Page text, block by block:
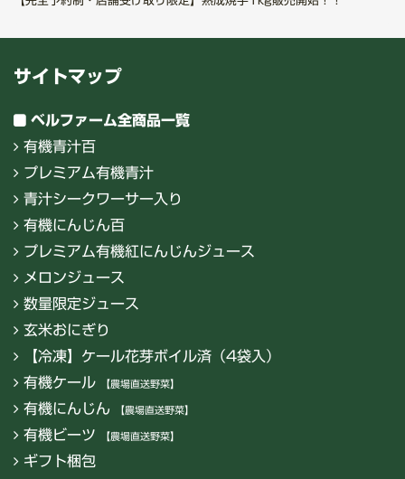
サイトマップ
ベルファーム全商品一覧
有機青汁百
プレミアム有機青汁
青汁シークワーサー入り
有機にんじん百
プレミアム有機紅にんじんジュース
メロンジュース
数量限定ジュース
玄米おにぎり
【冷凍】ケール花芽ボイル済（4袋入）
有機ケール
【農場直送野菜】
有機にんじん 【農場直送野菜】
有機ビーツ 【農場直送野菜】
ギフト梱包